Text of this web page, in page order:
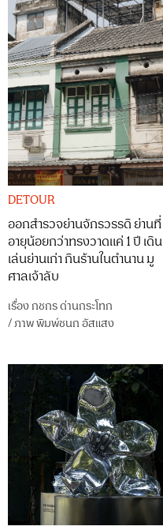
DETOUR
ออกสำรวจย่านจักรวรรดิ ย่านที่
อายุน้อยกว่าทรงวาดแค่ 1 ปี เดิน
เล่นย่านเก่า กินร้านในตำนาน มู
ศาลเจ้าลับ
เรื่อง กชกร ด่านกระโทก
/ภาพพิมพ์ชนก อัสแสง